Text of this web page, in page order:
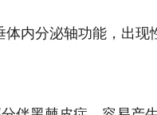
分泌轴功能，出现